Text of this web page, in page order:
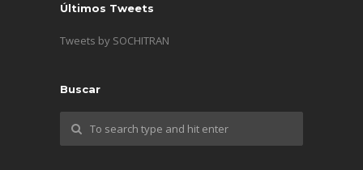
Últimos Tweets
Tweets by SOCHITRAN
Buscar